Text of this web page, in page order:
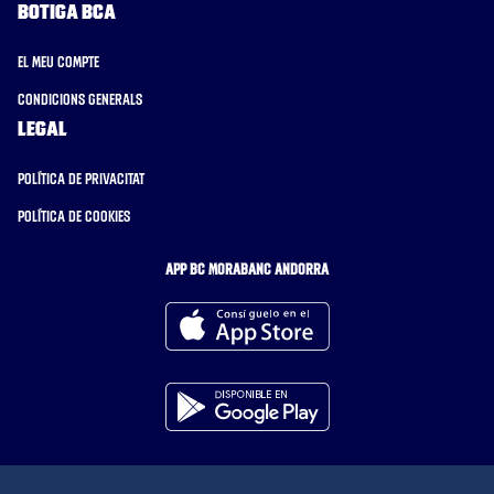
Botiga BCA
El meu compte
Condicions generals
Legal
Política de privacitat
Política de cookies
APP BC MORABANC ANDORRA